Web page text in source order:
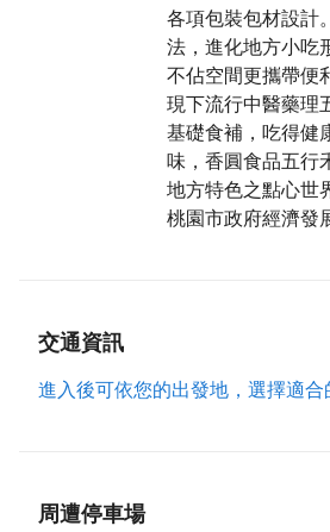
各項包裝包材設計
法，進化地方小吃
不佔空間更攜帶便
現下流行中醫藥理
基礎食補，吃得健
味，香圓食品五行
地方特色之點心世
桃園市政府經濟發
交通資訊
進入後可依您的出發地，選擇適合
周遭停車場